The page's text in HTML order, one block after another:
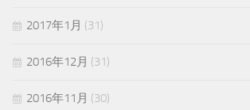
2017年1月 (31)
2016年12月 (31)
2016年11月 (30)